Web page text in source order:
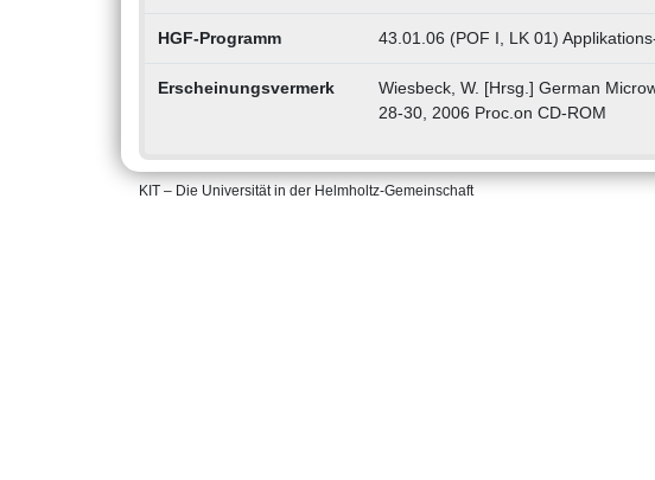
HGF-Programm 43.01.06 (POF I, LK 01)
Erscheinungsvermerk
Wiesbeck, W. [Hrsg.] German
28-30, 2006 Proc.on CD-ROM
KIT – Die Universität in der Helmholtz-Gemeinschaft